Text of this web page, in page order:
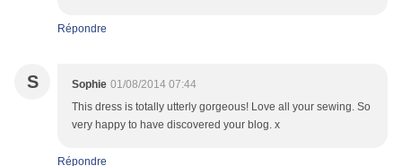
Répondre
S Sophie 01/08/2014 07:44
This dress is totally utterly gorgeous! Love all your sewing. So
very happy to have discovered your blog. x
Répondre